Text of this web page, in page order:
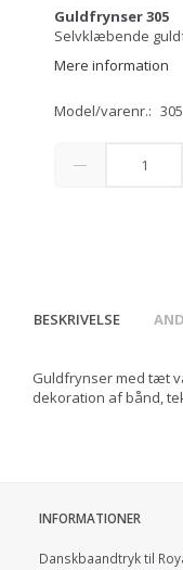
Guldfrynser 305
Selvklæbende
Mere information
Model/varenr.: 305
BESKRIVELSE
Guldfrynser med tæt
dekoration af bånd,
INFORMATIONER
Danskbaandtryk til